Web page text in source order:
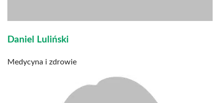
Daniel Luliński
Medycyna i zdrowie